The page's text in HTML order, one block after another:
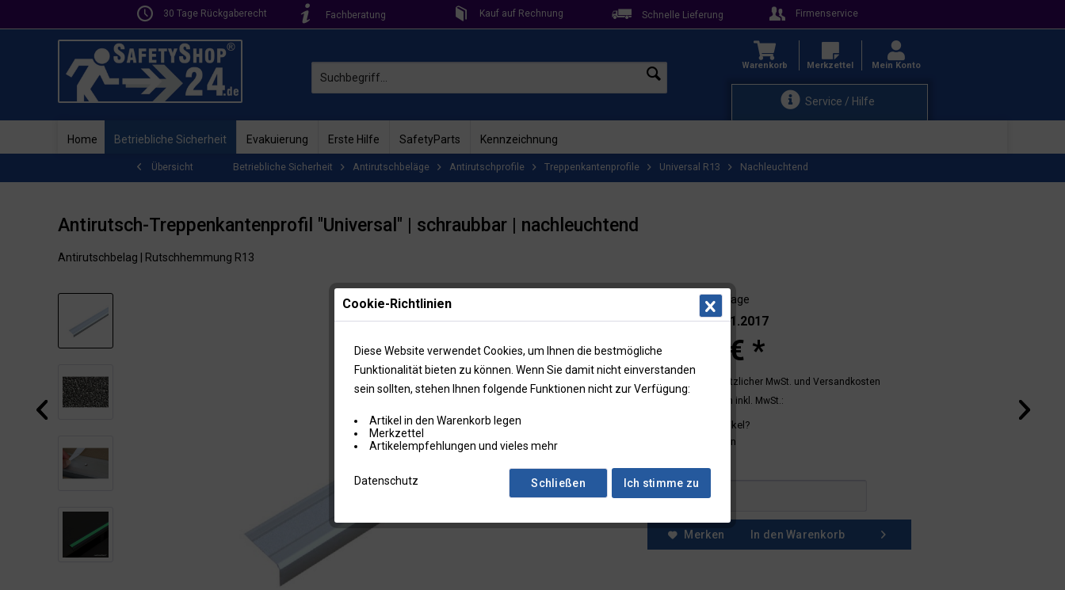
30 Tage Rückgaberecht Fachberatung Kauf auf Rechnung Schnelle Lieferung Firmenservice
Service / Hilfe
Warenkorb Merkzettel Mein Konto
Home Betriebliche Sicherheit Evakuierung Erste Hilfe SafetyParts Kennzeichnung
Übersicht Betriebliche Sicherheit Antirutschbeläge Antirutschprofile Treppenkantenprofile Universal R13 Nachleuchtend
Antirutsch-Treppenkantenprofil "Universal" | schraubbar | nachleuchtend
Antirutschbelag | Rutschhemmung R13
Lieferzeit: 2 - 3 Tage
Artikel-Nr.: 101.2017
29,90 € *
* Preise zzgl. gesetzlicher MwSt. und Versandkosten
Preise in Klammern inkl. MwSt.:
Fragen zum Artikel?
Faxbestellschein
Menge:
Merken In den Warenkorb
Cookie-Richtlinien
Diese Website verwendet Cookies, um Ihnen die bestmögliche
Funktionalität bieten zu können. Wenn Sie damit nicht einverstanden
sein sollten, stehen Ihnen folgende Funktionen nicht zur Verfügung:
Artikel in den Warenkorb legen
Merkzettel
Artikelempfehlungen und vieles mehr
Datenschutz Ich stimme zu
Schließen